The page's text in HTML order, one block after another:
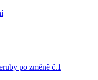
po změně č.1